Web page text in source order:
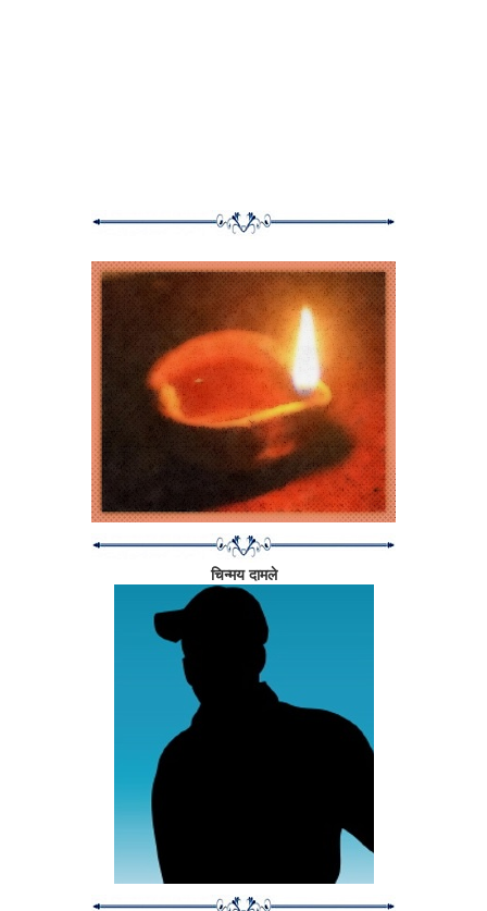
उल्लेख या गप्पांमध्ये फारसे नाहीत.
'निवांत'च्या यशोगाथा सभोवतालच्या तिमिराला भेदून सर्वांना जगण्याचं बळ, जिद्द आणि
निकोप दृष्टी देतील, असा विश्वास वाटतो.
माझा नवरा, आनंद, दरवर्षी स्वत:च्या वाढदिवसाला पुण्यातल्या अंधशाळेला देणगी द्यायचा.
रक्तदान करायचा. एका वर्षी मी सहजच आनंदला म्हटलं, "तू अंधशाळेत देणगी द्यायला
जाणार आहेस ना? मीही येते यावेळी तुझ्याबरोबर". आनंद आणि मी अंधशाळेत गेलो. मी
शाळा निरखत उभी होते. इतक्यात एक लहानगा मला येऊन बिलगला. त्या चिमण्याची
घट्ट मिठी मला आजही आठवते, कारण ती मिठी मला आईपण देऊन गेली. जेमतेम
अडीच-तीन वर्षांचा असावा तो. या अफाट जगात आईवडिलांनी एकटं सोडलेल्या त्याला
दिसत काहीच नव्हतं. शाळेत इतकी मुलं असूनही एकटाच. माझ्या डोळ्यांतून पाण्याची धार
लागली. 'निवांत'चा जन्म या घटनेतून झाला.
चिन्मय दामले